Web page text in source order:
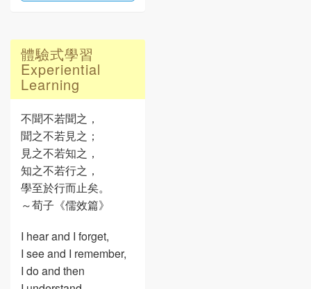
體驗式學習
Experiential
Learning
不聞不若聞之，
聞之不若見之；
見之不若知之，
知之不若行之，
學至於行而止矣。
～荀子《儒效篇》
I hear and I forget,
I see and I remember,
I do and then